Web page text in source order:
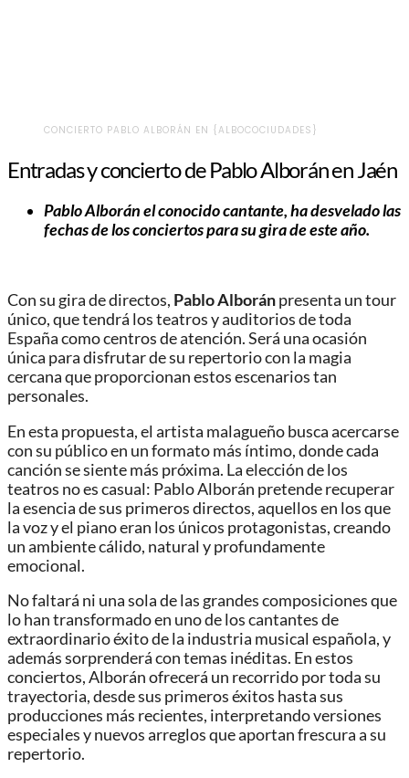
CONCIERTO PABLO ALBORÁN EN {ALBOCOCIUDADES}
Entradas y concierto de Pablo Alborán en Jaén
Pablo Alborán el conocido cantante, ha desvelado las
fechas de los conciertos para su gira de este año.
Con su gira de directos, Pablo Alboránpresenta un tour
único, que tendrá los teatros y auditorios de toda
España como centros de atención. Será una ocasión
única para disfrutar de su repertorio con la magia
cercana que proporcionan estos escenarios tan
personales.
En esta propuesta, el artista malagueño busca acercarse
con su público en un formato más íntimo, donde cada
canción se siente más próxima. La elección de los
teatros no es casual: Pablo Alborán pretende recuperar
la esencia de sus primeros directos, aquellos en los que
la voz y el piano eran los únicos protagonistas, creando
un ambiente cálido, natural y profundamente
emocional.
No faltará ni una sola de las grandes composiciones que
lo han transformado en uno de los cantantes de
extraordinario éxito de la industria musical española, y
además sorprenderá con temas inéditas. En estos
conciertos, Alborán ofrecerá un recorrido por toda su
trayectoria, desde sus primeros éxitos hasta sus
producciones más recientes, interpretando versiones
especiales y nuevos arreglos que aportan frescura a su
repertorio.